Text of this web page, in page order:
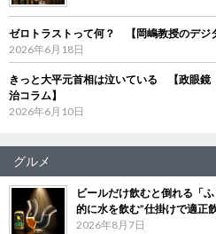
ゼロトラストって何？ 【岡嶋教授のデジ
2026年6月18日
きっと大平元首相は泣いている 【政眼鏡
治コラム】
2026年6月10日
グルメ
ビールだけ飲むと倒れる「
的に水を飲む”仕掛けで適正
2026年8月7日